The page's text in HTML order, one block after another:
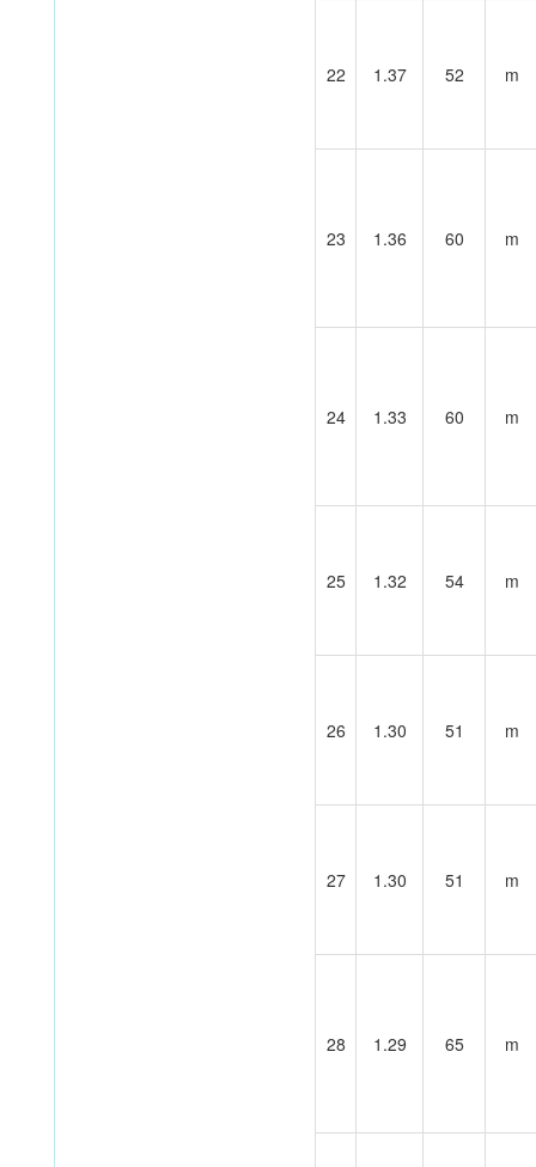
22 1.37 52 m
23 1.36 60 m
24 1.33 60 m
25 1.32 54 m
26 1.30 51 m
27 1.30 51 m
28 1.29 65 m